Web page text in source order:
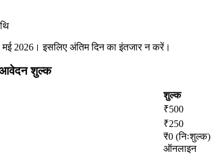
2026। इसलिए अंतिम दिन का इंतजार न करें।
आवेदन शुल्क
शुल्क
₹500
₹250
₹0 (निःशुल्क)
ऑनलाइन